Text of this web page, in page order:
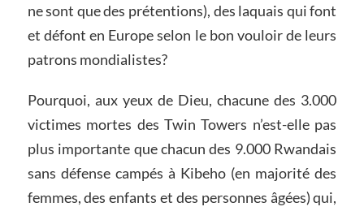
ne sont que des prétentions), des laquais qui font
et défont en Europe selon le bon vouloir de leurs
patrons mondialistes?
Pourquoi, aux yeux de Dieu, chacune des 3.000
victimes mortes des Twin Towers n’est-elle pas
plus importante que chacun des 9.000 Rwandais
sans défense campés à Kibeho (en majorité des
femmes, des enfants et des personnes âgées) qui,